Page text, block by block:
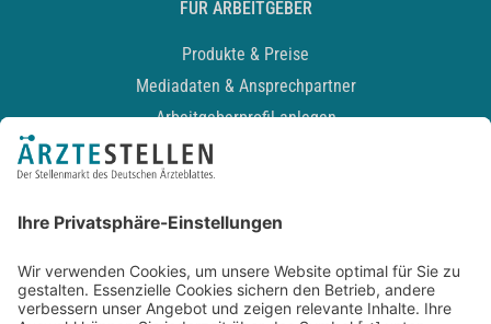
FÜR ARBEITGEBER
Produkte & Preise
Mediadaten & Ansprechpartner
Arbeitgeberprofil anlegen
Recruiting-Podcast
Kontakt
Datenschutz